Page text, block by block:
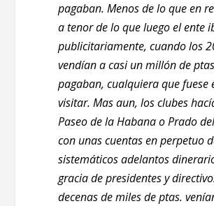
pagaban. Menos de lo que en
a tenor de lo que luego el ente
publicitariamente, cuando los
vendían a casi un millón de
pagaban, cualquiera que fuese
visitar. Mas aun, los clubes
Paseo de la Habana o Prado
con unas cuentas en perpetuo
sistemáticos adelantos
gracia de presidentes y
decenas de miles de ptas.